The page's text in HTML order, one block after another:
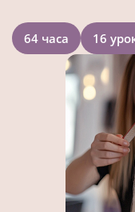
64 часа 16